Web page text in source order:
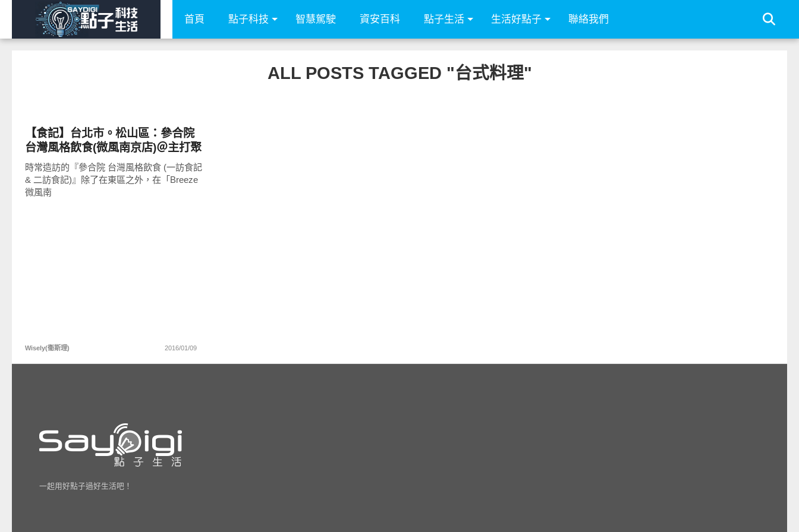
首頁 點子科技 智慧駕駛 資安百科 點子生活 生活好點子 聯絡我們
ALL POSTS TAGGED "台式料理"
【食記】台北市。松山區：參合院
台灣風格飲食(微風南京店)＠主打聚
餐放風小天地
時常造訪的『參合院 台灣風格飲食 (一訪食記
& 二訪食記)』除了在東區之外，在「Breeze
微風南
Wisely(衞斯理) 2016/01/09
一起用好點子過好生活吧！